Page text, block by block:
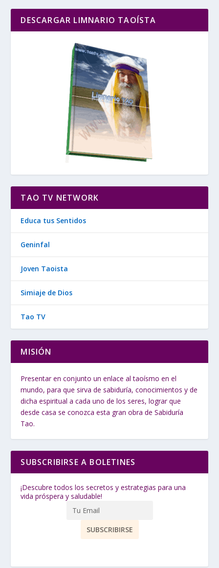
DESCARGAR LIMNARIO TAOÍSTA
TAO TV NETWORK
Educa tus Sentidos
Geninfal
Joven Taoista
Simiaje de Dios
Tao TV
MISIÓN
Presentar en conjunto un enlace al taoísmo en el
mundo, para que sirva de sabiduría, conocimientos y de
dicha espiritual a cada uno de los seres, lograr que
desde casa se conozca esta gran obra de Sabiduría
Tao.
SUBSCRIBIRSE A BOLETINES
¡Descubre todos los secretos y estrategias para una
vida próspera y saludable!